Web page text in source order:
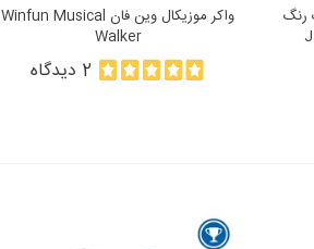
رنگ
واکر موزیکال وین فان Winfun Musical
Walker
2 دیدگاه